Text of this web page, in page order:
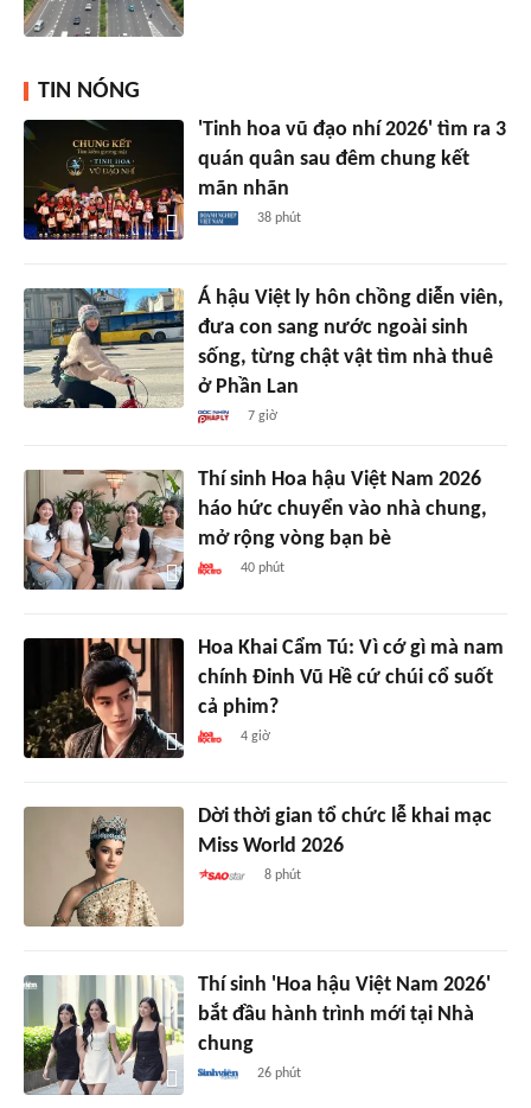
TIN NÓNG
'Tinh hoa vũ đạo nhí 2026' tìm ra 3
quán quân sau đêm chung kết
mãn nhãn
38 phút
Á hậu Việt ly hôn chồng diễn viên,
đưa con sang nước ngoài sinh
sống, từng chật vật tìm nhà thuê
ở Phần Lan
7 giờ
Thí sinh Hoa hậu Việt Nam 2026
háo hức chuyển vào nhà chung,
mở rộng vòng bạn bè
40 phút
Hoa Khai Cẩm Tú: Vì cớ gì mà nam
chính Đinh Vũ Hề cứ chúi cổ suốt
cả phim?
4 giờ
Dời thời gian tổ chức lễ khai mạc
Miss World 2026
8 phút
Thí sinh 'Hoa hậu Việt Nam 2026'
bắt đầu hành trình mới tại Nhà
chung
26 phút